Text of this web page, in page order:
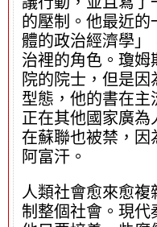
的壓制。他最近的
體的政治經濟學」
治裡的角色。瓊姆
院的院士，但是
型態，他的書在主
正在其他國家廣為
在蘇聯也被禁，因
阿富汗。
人類社會愈來愈
制整個社會。現代